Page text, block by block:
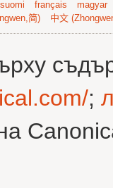
suomi français
magyar
简) 中文
;